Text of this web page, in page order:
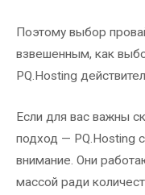
Поэтому выбор
взвешенным, как
PQ.Hosting
Если для вас важны
подход — PQ.Hosting
внимание. Они
массой ради